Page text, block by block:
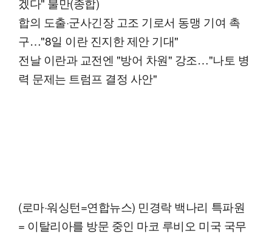
합의 도출·군사긴장 고조 기로서 동맹 기여 촉
구…"8일 이란 진지한 제안 기대"
전날 이란과 교전엔 "방어 차원" 강조…"나토 병
력 문제는 트럼프 결정 사안"
(로마·워싱턴=연합뉴스) 민경락 백나리 특파원
= 이탈리아를 방문 중인 마코 루비오 미국 국무